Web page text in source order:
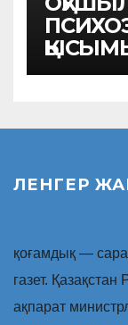
ЛЕНГЕР
қоғамдық —
газет.
ақпарат